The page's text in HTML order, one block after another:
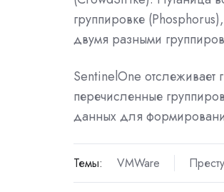
группировке
двумя разными
SentinelOne отслеживает
перечисленные
данных для
Темы: VMWare